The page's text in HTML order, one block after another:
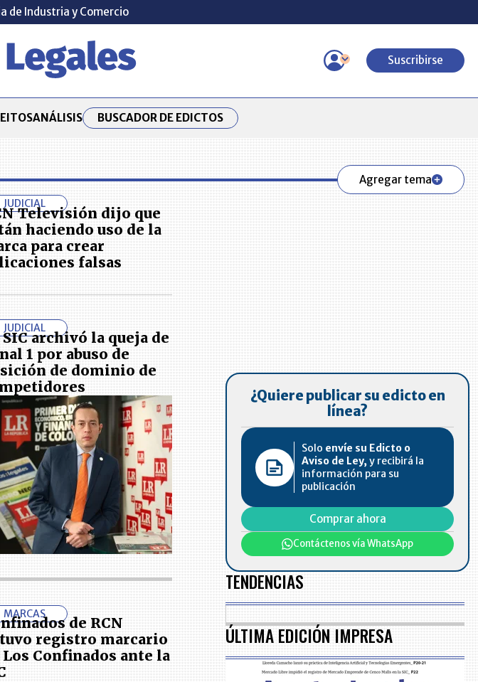
de Industria y Comercio
Suscribirse
ANÁLISIS BUSCADOR DE EDICTOS
Agregar tema
JUDICIAL
Televisión dijo que
haciendo uso de la
para crear
falsas
JUDICIAL
SIC archivó la queja de
1 por abuso de
de dominio de
MARCAS
de RCN
registro marcario
Los Confinados ante la
¿Quiere publicar su edicto en
línea?
Solo envíe su Edicto o
Aviso de Ley, y recibirá la
información para su
publicación
Comprar ahora
Contáctenos vía WhatsApp
TENDENCIAS
ÚLTIMA EDICIÓN IMPRESA